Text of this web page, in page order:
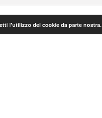
l'utilizzo dei cookie da parte nostra.